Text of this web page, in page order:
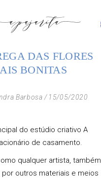
DAS FLORES
BONITAS
Barbosa 15/05/2020
do estúdio criativo A
de casamento.
qualquer artista, também
outros materiais e meios